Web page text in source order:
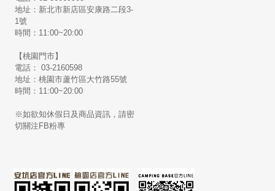
地址：新北市新店區安康路二段3-
1號
時間：11:00~20:00
【桃園門市】
電話： 03-2160598
地址：桃園市蘆竹區大竹路55號
時間：11:00~20:00
※如欲知休假日及商品資訊，請密
切關注FB粉專